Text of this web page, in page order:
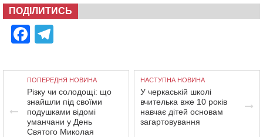
ПОДІЛИТИСЬ
Facebook
ПОПЕРЕДНЯ НОВИНА
Різку чи солодощі: що
знайшли під своїми
подушками відомі
уманчани у День
Святого Миколая
НАСТУПНА НОВИНА
У черкаській школі
вчителька вже 10 років
навчає дітей основам
загартовування